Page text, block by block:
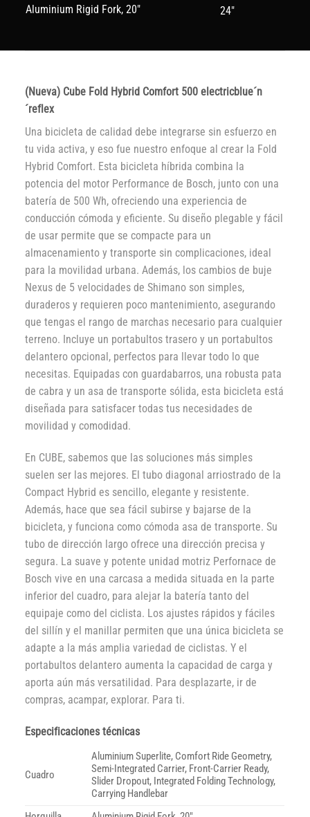
Aluminium Rigid Fork, 20" 24"
(Nueva) Cube Fold Hybrid Comfort 500 electricblue´n
´reflex
Una bicicleta de calidad debe integrarse sin esfuerzo en
tu vida activa, y eso fue nuestro enfoque al crear la Fold
Hybrid Comfort. Esta bicicleta híbrida combina la
potencia del motor Performance de Bosch, junto con una
batería de 500 Wh, ofreciendo una experiencia de
conducción cómoda y eficiente. Su diseño plegable y fácil
de usar permite que se compacte para un
almacenamiento y transporte sin complicaciones, ideal
para la movilidad urbana. Además, los cambios de buje
Nexus de 5 velocidades de Shimano son simples,
duraderos y requieren poco mantenimiento, asegurando
que tengas el rango de marchas necesario para cualquier
terreno. Incluye un portabultos trasero y un portabultos
delantero opcional, perfectos para llevar todo lo que
necesitas. Equipadas con guardabarros, una robusta pata
de cabra y un asa de transporte sólida, esta bicicleta está
diseñada para satisfacer todas tus necesidades de
movilidad y comodidad.
En CUBE, sabemos que las soluciones más simples
suelen ser las mejores. El tubo diagonal arriostrado de la
Compact Hybrid es sencillo, elegante y resistente.
Además, hace que sea fácil subirse y bajarse de la
bicicleta, y funciona como cómoda asa de transporte. Su
tubo de dirección largo ofrece una dirección precisa y
segura. La suave y potente unidad motriz Perfornace de
Bosch vive en una carcasa a medida situada en la parte
inferior del cuadro, para alejar la batería tanto del
equipaje como del ciclista. Los ajustes rápidos y fáciles
del sillín y el manillar permiten que una única bicicleta se
adapte a la más amplia variedad de ciclistas. Y el
portabultos delantero aumenta la capacidad de carga y
aporta aún más versatilidad. Para desplazarte, ir de
compras, acampar, explorar. Para ti.
Especificaciones técnicas
Cuadro
Aluminium Superlite, Comfort Ride Geometry,
Semi-Integrated Carrier, Front-Carrier Ready,
Slider Dropout, Integrated Folding Technology,
Carrying Handlebar